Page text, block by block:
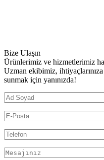
Bize Ulaşın
Ürünlerimiz ve hizmetlerimiz
Uzman ekibimiz,
sunmak için yanınızda!